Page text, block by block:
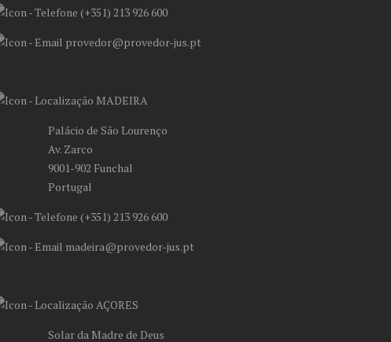
(+351) 213 926 600
provedor@provedor-jus.pt
MADEIRA
Palácio de São Lourenço
Av. Zarco
9001-902 Funchal
Portugal
(+351) 213 926 600
madeira@provedor-jus.pt
AÇORES
Solar da Madre de Deus